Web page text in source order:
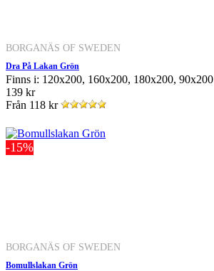
BORGANÄS OF SWEDEN
Dra På Lakan Grön
Finns i: 120x200, 160x200, 180x200, 90x200
139 kr
Från 118 kr
-15%
BORGANÄS OF SWEDEN
Bomullslakan Grön